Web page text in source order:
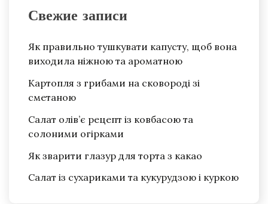
Свежие записи
Як правильно тушкувати капусту, щоб вона
виходила ніжною та ароматною
Картопля з грибами на сковороді зі
сметаною
Салат олів’є рецепт із ковбасою та
солоними огірками
Як зварити глазур для торта з какао
Салат із сухариками та кукурудзою і куркою